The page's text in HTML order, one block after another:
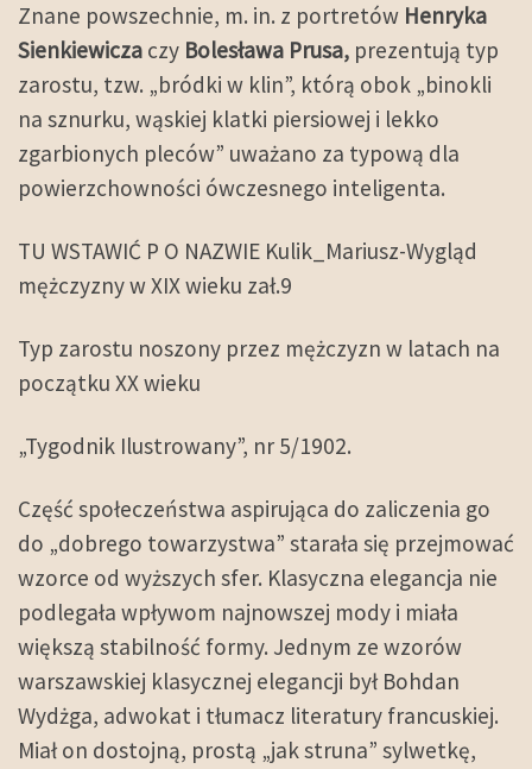
Znane powszechnie, m. in. z portretów Henryka
Sienkiewicza czy Bolesława Prusa, prezentują typ
zarostu, tzw. „bródki w klin”, którą obok „binokli
na sznurku, wąskiej klatki piersiowej i lekko
zgarbionych pleców” uważano za typową dla
powierzchowności ówczesnego inteligenta.
TU WSTAWIĆ P O NAZWIE Kulik_Mariusz-Wygląd
mężczyzny w XIX wieku zał.9
Typ zarostu noszony przez mężczyzn w latach na
początku XX wieku
„Tygodnik Ilustrowany”, nr 5/1902.
Część społeczeństwa aspirująca do zaliczenia go
do „dobrego towarzystwa” starała się przejmować
wzorce od wyższych sfer. Klasyczna elegancja nie
podlegała wpływom najnowszej mody i miała
większą stabilność formy. Jednym ze wzorów
warszawskiej klasycznej elegancji był Bohdan
Wydżga, adwokat i tłumacz literatury francuskiej.
Miał on dostojną, prostą „jak struna” sylwetkę,